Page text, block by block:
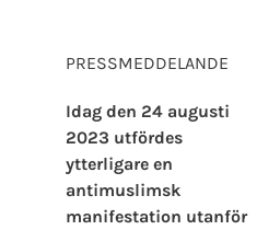
PRESSMEDDELANDE
Idag den 24 augusti
2023 utfördes
ytterligare en
antimuslimsk
manifestation utanför